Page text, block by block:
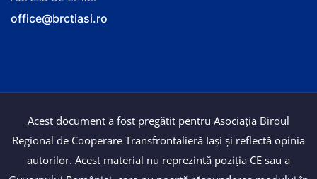
office@brctiasi.ro
Acest document a fost pregătit pentru Asociația Biroul
Regional de Cooperare Transfrontalieră Iași și reflectă opinia
autorilor. Acest material nu reprezintă poziția CE sau a